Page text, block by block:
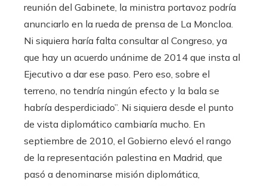
reunión del Gabinete, la ministra portavoz podría
anunciarlo en la rueda de prensa de La Moncloa.
Ni siquiera haría falta consultar al Congreso, ya
que hay un acuerdo unánime de 2014 que insta al
Ejecutivo a dar ese paso. Pero eso, sobre el
terreno, no tendría ningún efecto y la bala se
habría desperdiciado”. Ni siquiera desde el punto
de vista diplomático cambiaría mucho. En
septiembre de 2010, el Gobierno elevó el rango
de la representación palestina en Madrid, que
pasó a denominarse misión diplomática,